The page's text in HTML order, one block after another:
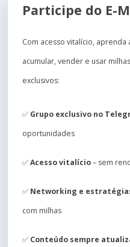
Participe do E-
Com acesso vitalício,
acumular, vender e usar
exclusivos:
✅ Grupo exclusivo no
oportunidades
✅Acesso vitalício– sem
✅ Networking e
com milhas
✅ Conteúdo sempre